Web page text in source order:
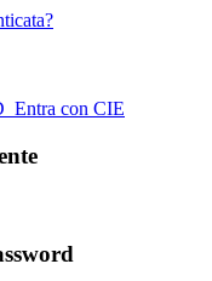
Entra con CIE